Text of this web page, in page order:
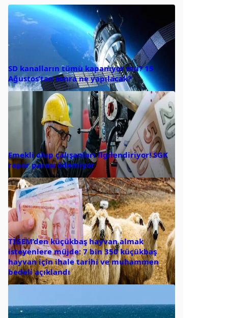
SD kanalların tümü kapanıyor mu? 15
Ağustos’tan sonra ne yapılacak?
Emekli olup çalışanları ilgilendiriyor! SGK
rapor parası ödemiyor
TİGEM’den küçükbaş hayvan almak
isteyenlere müjde: 7 bin 350 küçükbaş
hayvan için ihale tarihi ve muhammen
bedeli açıklandı